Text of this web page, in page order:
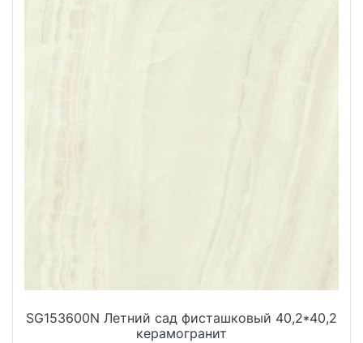
SG153600N Летний сад фисташковый 40,2*40,2
керамогранит